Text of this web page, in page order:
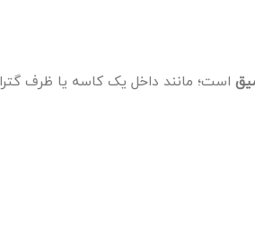
است؛ مانند داخل یک کاسه یا ظرف